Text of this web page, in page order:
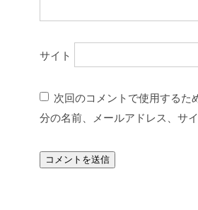
サイト
次回のコメントで使用するた
分の名前、メールアドレス、サ